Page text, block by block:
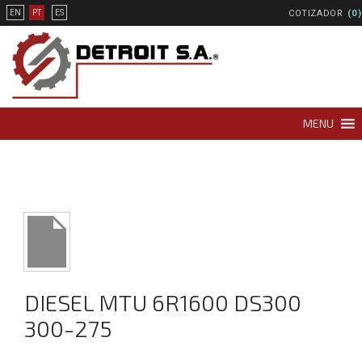
COTIZADOR (0)
EN PT ES
MENU
DIESEL MTU 6R1600 DS300
300-275